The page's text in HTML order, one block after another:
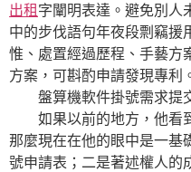
出租 字闡明表達。避免別人
中的步伐語句年夜段剽竊援
惟、處置經過歷程、手藝方
方案，可斟酌申請發現專利
盤算機軟件掛號需求提
如果以前的地方，他看到
那麼現在在他的眼中是一基
號申請表；二是著述權人的